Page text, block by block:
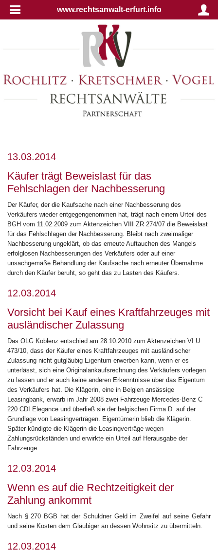
www.rechtsanwalt-erfurt.info
13.03.2014
Käufer trägt Beweislast für das
Fehlschlagen der Nachbesserung
Der Käufer, der die Kaufsache nach einer Nachbesserung des
Verkäufers wieder entgegengenommen hat, trägt nach einem Urteil des
BGH vom 11.02.2009 zum Aktenzeichen VIII ZR 274/07 die Beweislast
für das Fehlschlagen der Nachbesserung. Bleibt nach zweimaliger
Nachbesserung ungeklärt, ob das erneute Auftauchen des Mangels
erfolglosen Nachbesserungen des Verkäufers oder auf einer
unsachgemäße Behandlung der Kaufsache nach erneuter Übernahme
durch den Käufer beruht, so geht das zu Lasten des Käufers.
12.03.2014
Vorsicht bei Kauf eines Kraftfahrzeuges mit
ausländischer Zulassung
Das OLG Koblenz entschied am 28.10.2010 zum Aktenzeichen VI U
473/10, dass der Käufer eines Kraftfahrzeuges mit ausländischer
Zulassung nicht gutgläubig Eigentum erwerben kann, wenn er es
unterlässt, sich eine Originalankaufsrechnung des Verkäufers vorlegen
zu lassen und er auch keine anderen Erkenntnisse über das Eigentum
des Verkäufers hat. Die Klägerin, eine in Belgien ansässige
Leasingbank, erwarb im Jahr 2008 zwei Fahrzeuge Mercedes-Benz C
220 CDI Elegance und überließ sie der belgischen Firma D. auf der
Grundlage von Leasingverträgen. Eigentümerin blieb die Klägerin.
Später kündigte die Klägerin die Leasingverträge wegen
Zahlungsrückständen und erwirkte ein Urteil auf Herausgabe der
Fahrzeuge.
12.03.2014
Wenn es auf die Rechtzeitigkeit der
Zahlung ankommt
Nach § 270 BGB hat der Schuldner Geld im Zweifel auf seine Gefahr
und seine Kosten dem Gläubiger an dessen Wohnsitz zu übermitteln.
12.03.2014